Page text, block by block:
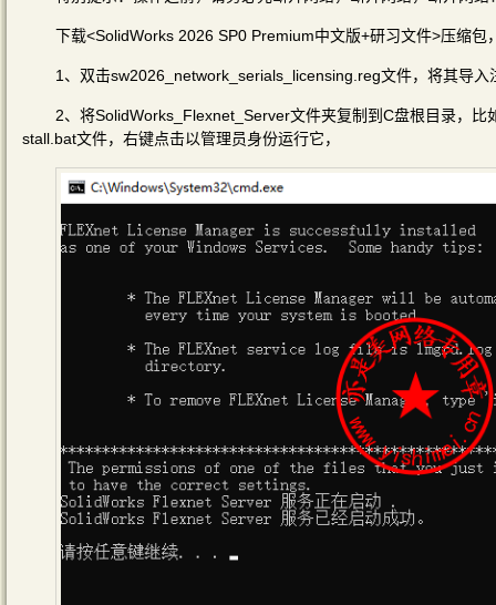
下载<SolidWorks 2026 SP0 Premium中文版+研习文件>压缩
1、双击sw2026_network_serials_licensing.reg文件，将其导入
2、将SolidWorks_Flexnet_Server文件夹复制到C盘根目录，
stall.bat文件，右键点击以管理员身份运行它，